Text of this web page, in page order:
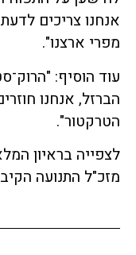
אנחנו צריכים
מפרי ארצנו".
עוד הוסיף:
הברזל, אנחנו
הטרקטור".
לצפייה בראיון
מזכ"ל התנועה